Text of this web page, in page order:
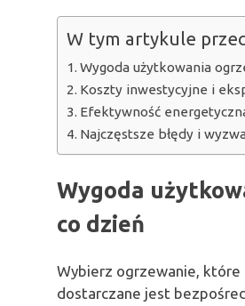
W tym artykule
Wygoda użytkowania
Koszty inwestycyjne i
Efektywność
Najczęstsze błędy i
Wygoda
co dzień
Wybierz ogrzewanie, które
dostarczane jest